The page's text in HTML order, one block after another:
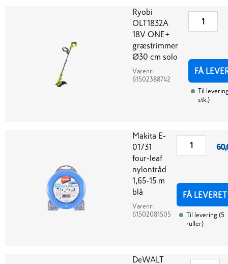
Ryobi
OLT1832A
18V ONE+
græstrimmer
Ø30 cm solo
Varenr:
61502388742
FÅ
Til
stk.)
Makita E-
01731
four-leaf
nylontråd
1,65-15 m
blå
Varenr:
61502081505
FÅ LEVERET
Til levering (5
ruller)
DeWALT